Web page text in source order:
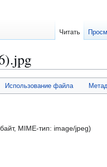
Использование файла
MIME-тип: image/jpeg)
Читать